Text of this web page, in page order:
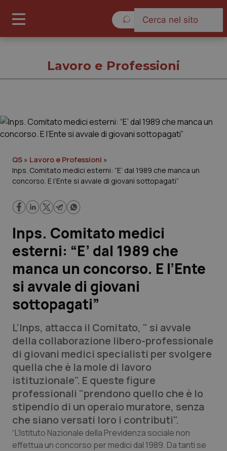
Governo e Parlamento
Regioni e Asl
Lavoro e Professioni
Scienza e Farmaci
Studi e Analisi
Lettere al direttore
Edizioni Regionali
QS Pro
Professionisti Sanitari.AI
Abruzzo
Basilicata
QS Pro Gold
Artrite & artrosi
QS Club Newsletter
Lavoro e Professioni
QS » Lavoro e Professioni »
Inps. Comitato medici esterni: “E’ dal 1989 che manca un
concorso. E l’Ente si avvale di giovani sottopagati”
Inps. Comitato medici
esterni: “E’ dal 1989 che
manca un concorso. E l’Ente
si avvale di giovani
sottopagati”
L'Inps, attacca il Comitato, " si avvale
della collaborazione libero-professionale
di giovani medici specialisti per svolgere
quella che è la mole di lavoro
istituzionale". E queste figure
professionali "prendono quello che è lo
stipendio di un operaio muratore, senza
che siano versati loro i contributi".
“L’Istituto Nazionale della Previdenza sociale non
effettua un concorso per medici dal 1989. Da tanti se